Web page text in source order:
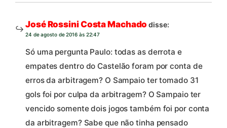
José Rossini Costa Machado disse:
24 de agosto de 2016 às 22:47
Só uma pergunta Paulo: todas as derrota e
empates dentro do Castelão foram por conta de
erros da arbitragem? O Sampaio ter tomado 31
gols foi por culpa da arbitragem? O Sampaio ter
vencido somente dois jogos também foi por conta
da arbitragem? Sabe que não tinha pensado